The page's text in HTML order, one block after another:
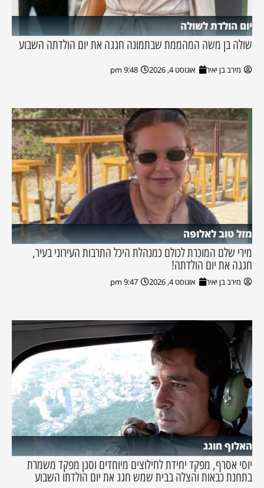
יום הולדת לשולה
שולה בן משה המהממת שבתמונה חגגה את יום הולדתה השבוע
מירב בן יאיר אוגוסט 4, 2026 9:48 pm
מזל טוב לאלופה
מירי שלם המוכרת לכולם כמנהלת היכל התרבות העירוני בעיר,
חגגה את יום הולדתה!
מירב בן יאיר אוגוסט 4, 2026 9:47 pm
האלוף חוגג
יוסי אסרף, מפקד יחידת לחילוצים מיוחדים וסגן מפקד משמרת
בתחנת כבאות והצלה בבית שמש חגג את יום הולדתו השבוע